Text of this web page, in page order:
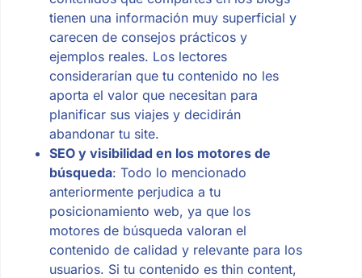
tienen una información muy superficial y
carecen de consejos prácticos y
ejemplos reales. Los lectores
considerarían que tu contenido no les
aporta el valor que necesitan para
planificar sus viajes y decidirán
abandonar tu site.
SEO y visibilidad en los motores de
búsqueda: Todo lo mencionado
anteriormente perjudica a tu
posicionamiento web, ya que los
motores de búsqueda valoran el
contenido de calidad y relevante para los
usuarios. Si tu contenido es thin content,